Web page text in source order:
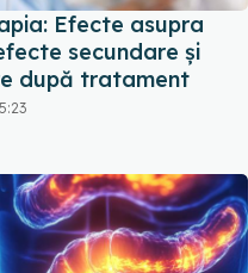
Efecte asupra
secundare și
după tratament